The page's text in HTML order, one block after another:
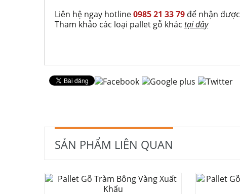
Liên hệ ngay hotline0985 21 33 79 để nhận
Tham khảo các loại pallet gỗ khác tại đây
SẢN PHẨM LIÊN QUAN